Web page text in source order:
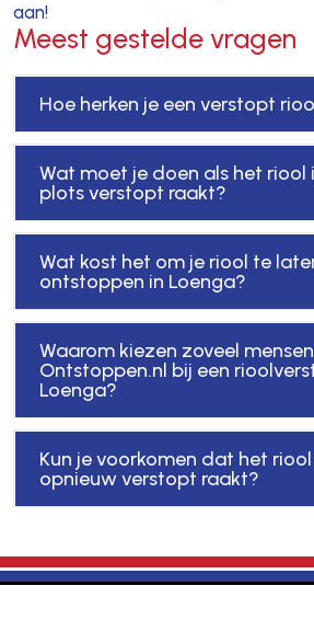
aan!
Meest gestelde vragen
Hoe herken je een verstopt
Wat moet je doen als het riool
plots verstopt raakt?
Wat kost het om je riool te
ontstoppen in Loenga?
Waarom kiezen zoveel
Ontstoppen.nl bij een
Loenga?
Kun je voorkomen dat het
opnieuw verstopt raakt?